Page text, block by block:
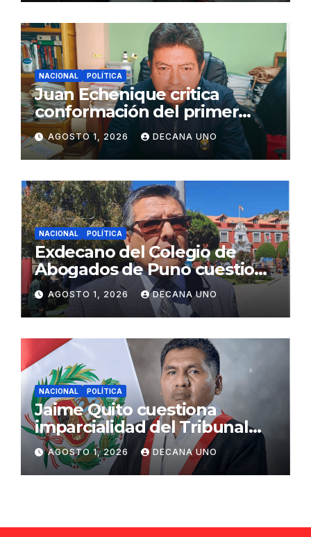
NACIONAL POLÍTICA
Juan Echenique critica
conformación del primer
gabinete ministerial de Keiko
Fujimori
AGOSTO 1, 2026 DECANA UNO
NACIONAL POLÍTICA
Exdecano del Colegio de
Abogados de Puno cuestiona
propuestas sobre seguridad
ciudadana
AGOSTO 1, 2026 DECANA UNO
NACIONAL POLÍTICA
Jaime Quito cuestiona
imparcialidad del Tribunal
Constitucional tras liberación
de Ollanta Humala
AGOSTO 1, 2026 DECANA UNO